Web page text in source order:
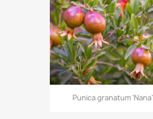
Punica granatum 'Nana'